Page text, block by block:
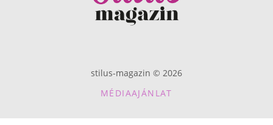
stilus-magazin © 2026
MÉDIAAJÁNLAT